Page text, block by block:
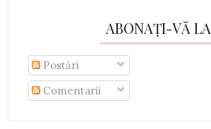
ABONAȚI-VĂ LA
Postări
Comentarii